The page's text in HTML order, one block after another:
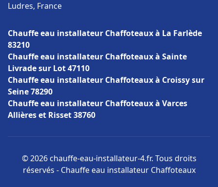
Ludres, France
Chauffe eau installateur Chaffoteaux à La Farlède
83210
Chauffe eau installateur Chaffoteaux à Sainte
Livrade sur Lot 47110
Chauffe eau installateur Chaffoteaux à Croissy sur
Seine 78290
Chauffe eau installateur Chaffoteaux à Varces
Allières et Risset 38760
© 2026 chauffe-eau-installateur-4.fr. Tous droits
réservés - Chauffe eau installateur Chaffoteaux